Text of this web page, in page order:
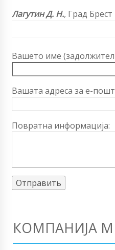
Лагутин Д. Н., Град Брест
Вашето име
Вашата адреса за е-
Повратна информација:
КОМПАНИЈА